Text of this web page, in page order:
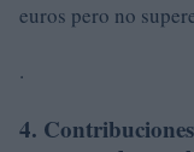
euros pero no
.
4.